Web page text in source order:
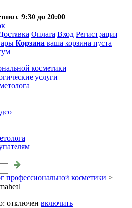
с 9:30 до 20:00
Оплата Вход Регистрация
Корзина ваша корзина пуста
косметики
услуги
профессиональной косметики >
отключен включить